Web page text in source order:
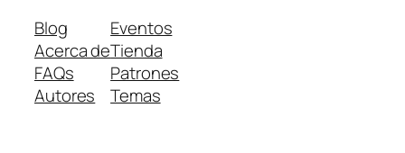
Blog
Acerca de
FAQs
Autores
Eventos
Tienda
Patrones
Temas